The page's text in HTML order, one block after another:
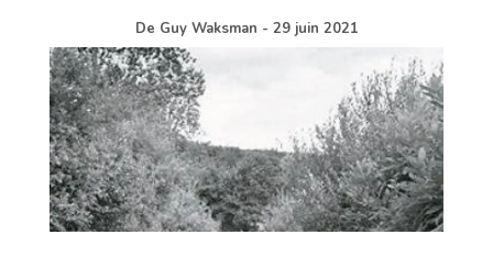
De Guy Waksman - 29 juin 2021